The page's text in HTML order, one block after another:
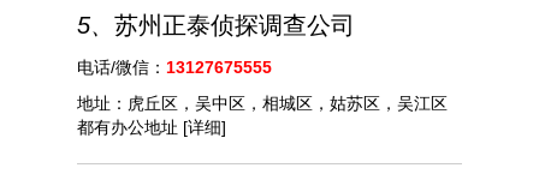
5、 苏州正泰侦探调查公司
电话/微信： 13127675555
地址： 虎丘区，吴中区，相城区，姑苏区，吴江区
都有办公地址 [详细]